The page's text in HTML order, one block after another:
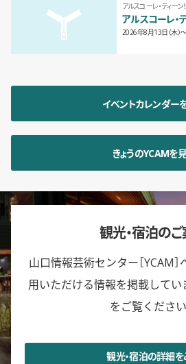
アルスコーレ・ティーン
アルスコーレ・
2026年8月13日（木）〜
イベントカレンダー
きょうのYCAMを
観光・宿泊の
山口情報芸術センター［YCAM
用いただける情報を掲載してい
をご覧ください
観光・宿泊の詳細